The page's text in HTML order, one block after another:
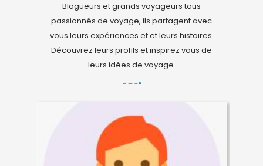
Blogueurs et grands voyageurs tous
passionnés de voyage, ils partagent avec
vous leurs expériences et et leurs histoires.
Découvrez leurs profils et inspirez vous de
leurs idées de voyage.